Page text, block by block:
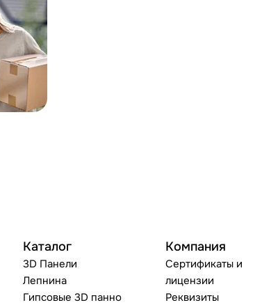
Каталог
3D Панели
Лепнина
Гипсовые 3D панно
Компания
Сертификаты и
лицензии
Реквизиты